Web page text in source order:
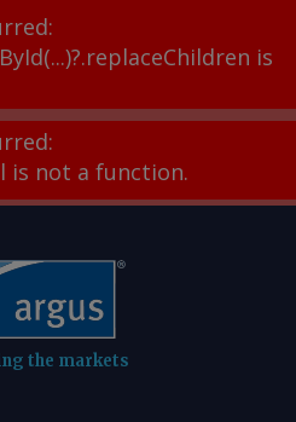
is
is not a function.
the markets